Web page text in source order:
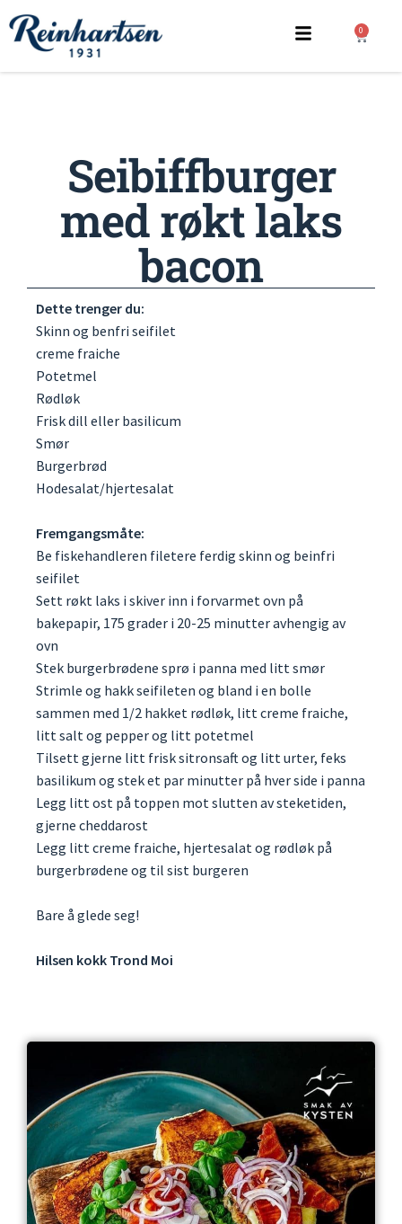
0
Seibiffburger
med røkt laks
bacon
Dette trenger du:
Skinn og benfri seifilet
creme fraiche
Potetmel
Rødløk
Frisk dill eller basilicum
Smør
Burgerbrød
Hodesalat/hjertesalat
Fremgangsmåte:
Be fiskehandleren filetere ferdig skinn og beinfri
seifilet
Sett røkt laks i skiver inn i forvarmet ovn på
bakepapir, 175 grader i 20-25 minutter avhengig av
ovn
Stek burgerbrødene sprø i panna med litt smør
Strimle og hakk seifileten og bland i en bolle
sammen med 1/2 hakket rødløk, litt creme fraiche,
litt salt og pepper og litt potetmel
Tilsett gjerne litt frisk sitronsaft og litt urter, feks
basilikum og stek et par minutter på hver side i panna
Legg litt ost på toppen mot slutten av steketiden,
gjerne cheddarost
Legg litt creme fraiche, hjertesalat og rødløk på
burgerbrødene og til sist burgeren
Bare å glede seg!
Hilsen kokk Trond Moi